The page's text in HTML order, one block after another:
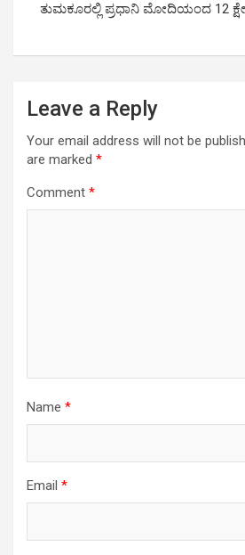
ತುಮಕೂರಲ್ಲಿ ಪ್ರಧಾನಿ ಮೋದಿಯಂದ 12
Leave a Reply
Your email address will not be
are marked *
Comment *
Name *
Email *